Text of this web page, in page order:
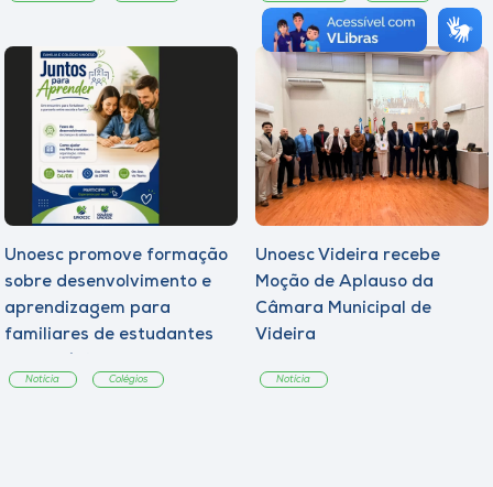
Unoesc promove formação
sobre desenvolvimento e
aprendizagem para
familiares de estudantes
Notícia Colégios
Unoesc Videira recebe
Moção de Aplauso da
Câmara Municipal de
Videira
Notícia